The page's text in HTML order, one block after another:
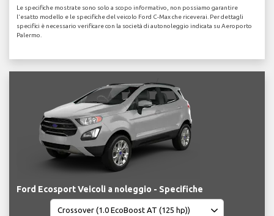
Le specifiche mostrate sono solo a scopo informativo, non possiamo garantire
l'esatto modello e le specifiche del veicolo Ford C-Max che riceverai. Per dettagli
specifici è necessario verificare con la società di autonoleggio indicata su Aeroporto
Palermo.
Ford Ecosport Veicoli a noleggio - Specifiche